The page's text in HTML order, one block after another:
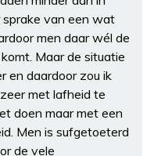
van een wat
men daar wél de
Maar de situatie
en daardoor zou ik
met lafheid te
doen maar met een
Men is sufgetoeterd
de vele